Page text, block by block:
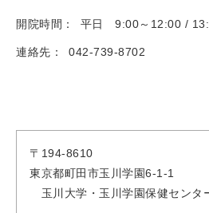
開院時間： 平日 9:00～12:00 /
連絡先： 042-739-8702
〒194-8610
東京都町田市玉川学園6-1-1
玉川大学・玉川学園保健センタ